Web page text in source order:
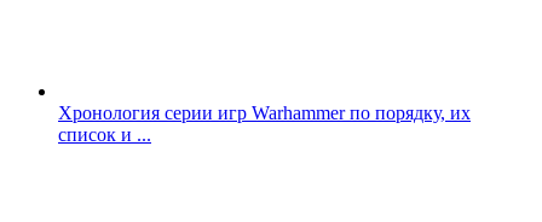
Хронология серии игр Warhammer по порядку, их
список и ...